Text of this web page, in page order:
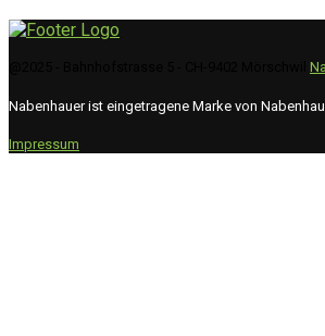
Nabenhauer ist eingetragene Marke von
Impressum